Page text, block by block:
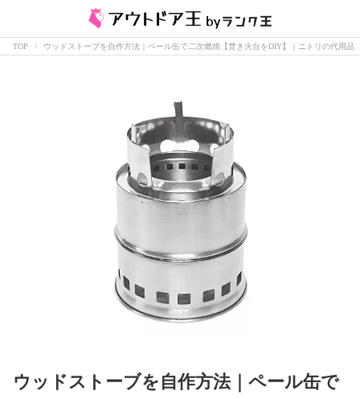
TOP ウッドストーブを自作方法｜ペール缶で二次燃焼【焚き火台をDIY】｜ニトリの代用品
ウッドストーブを自作方法｜ペール缶で